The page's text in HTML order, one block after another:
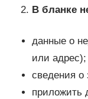
В бланке
данные о
или адрес);
сведения о
приложить